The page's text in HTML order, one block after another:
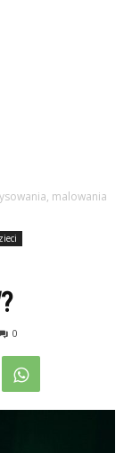
malowania
0